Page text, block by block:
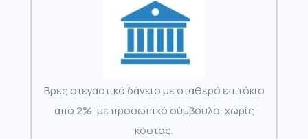
Βρες στεγαστικό δάνειο με σταθερό επιτόκιο
από 2%, με προσωπικό σύμβουλο, χωρίς
κόστος.